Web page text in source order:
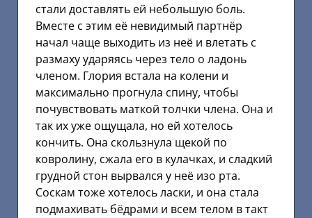
стали доставлять ей небольшую боль.
Вместе с этим её невидимый партнёр
начал чаще выходить из неё и влетать с
размаху ударяясь через тело о ладонь
членом. Глория встала на колени и
максимально прогнула спину, чтобы
почувствовать маткой толчки члена. Она и
так их уже ощущала, но ей хотелось
кончить. Она скользнула щекой по
ковролину, сжала его в кулачках, и сладкий
грудной стон вырвался у неё изо рта.
Соскам тоже хотелось ласки, и она стала
подмахивать бёдрами и всем телом в такт